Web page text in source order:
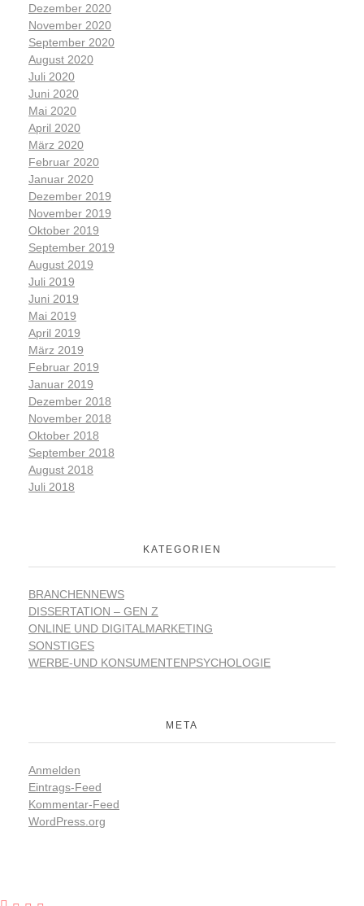
Dezember 2020
November 2020
September 2020
August 2020
Juli 2020
Juni 2020
Mai 2020
April 2020
März 2020
Februar 2020
Januar 2020
Dezember 2019
November 2019
Oktober 2019
September 2019
August 2019
Juli 2019
Juni 2019
Mai 2019
April 2019
März 2019
Februar 2019
Januar 2019
Dezember 2018
November 2018
Oktober 2018
September 2018
August 2018
Juli 2018
KATEGORIEN
BRANCHENNEWS
DISSERTATION – GEN Z
ONLINE UND DIGITALMARKETING
SONSTIGES
WERBE-UND KONSUMENTENPSYCHOLOGIE
META
Anmelden
Eintrags-Feed
Kommentar-Feed
WordPress.org